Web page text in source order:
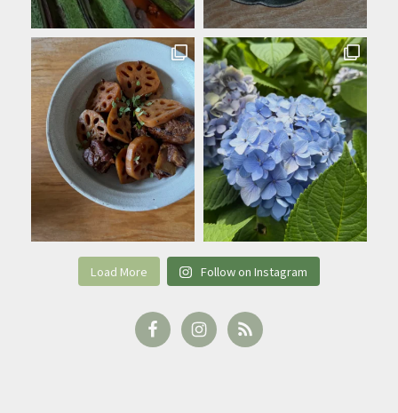
Load More Follow on Instagram